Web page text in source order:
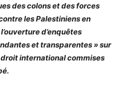
des colons et des forces
les Palestiniens en
d’enquêtes
et transparentes » sur
international commises